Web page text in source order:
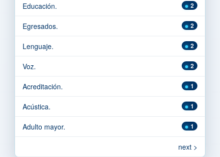
2
Educación.
2
Egresados.
2
Lenguaje.
2
Voz.
1
Acreditación.
1
Acústica.
1
Adulto mayor.
next >